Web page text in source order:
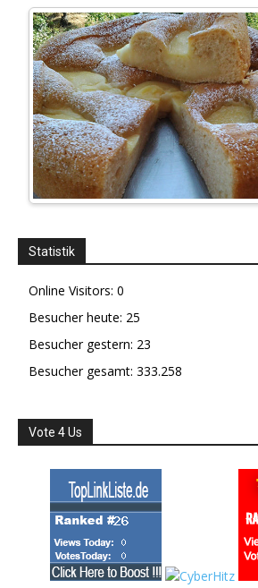
Statistik
Online Visitors: 0
Besucher heute: 25
Besucher gestern: 23
Besucher gesamt: 333.258
Vote 4 Us